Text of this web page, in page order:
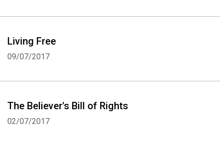
Living Free
09/07/2017
The Believer's Bill of Rights
02/07/2017